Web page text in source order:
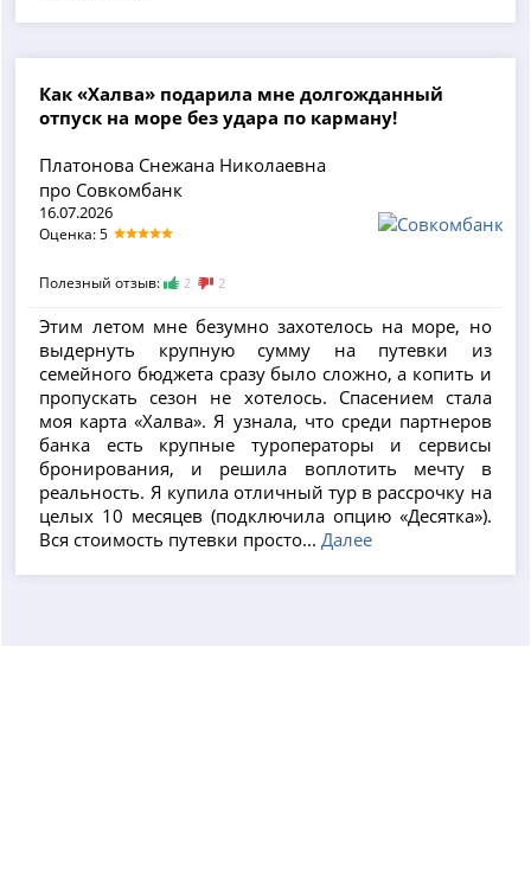
Как «Халва» подарила мне долгожданный
отпуск на море без удара по карману!
Платонова Снежана Николаевна
про Совкомбанк
16.07.2026
Оценка: 5
Полезный отзыв: 2 2
Этим летом мне безумно захотелось на море, но
выдернуть крупную сумму на путевки из
семейного бюджета сразу было сложно, а копить и
пропускать сезон не хотелось. Спасением стала
моя карта «Халва». Я узнала, что среди партнеров
банка есть крупные туроператоры и сервисы
бронирования, и решила воплотить мечту в
реальность. Я купила отличный тур в рассрочку на
целых 10 месяцев (подключила опцию «Десятка»).
Вся стоимость путевки просто...Далее